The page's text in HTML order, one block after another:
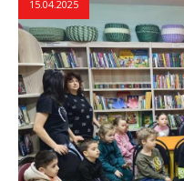
15.04.2025